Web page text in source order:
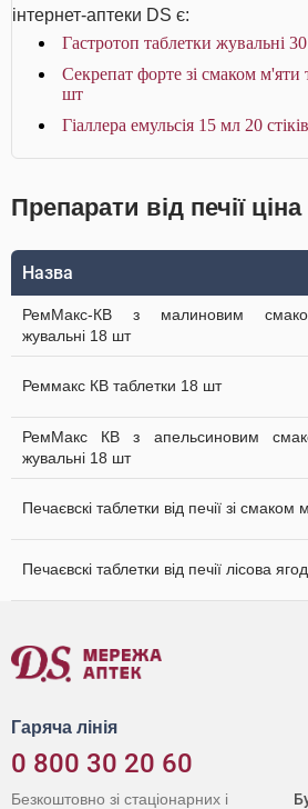
інтернет-аптеки DS є:
Гастротоп таблетки жувальні
Секрепат форте зі смаком м'яти
шт
Гіаллера емульсія 15 мл 20 стіків
Препарати від печії
Назва
РемМакс-КВ з малиновим
жувальні 18 шт
Реммакс КВ таблетки 18 шт
РемМакс КВ з апельсиновим
жувальні 18 шт
Печаєвскі таблетки від печії зі
Печаєвскі таблетки від печії лісова
Гаряча лінія
0 800 30 20 60
Безкоштовно зі стаціонарних і